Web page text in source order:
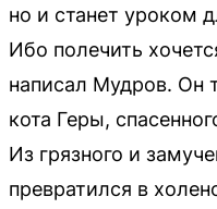
но и станет уроком
Ибо полечить
написал Мудров. Он
кота Геры,
Из грязного и
превратился в